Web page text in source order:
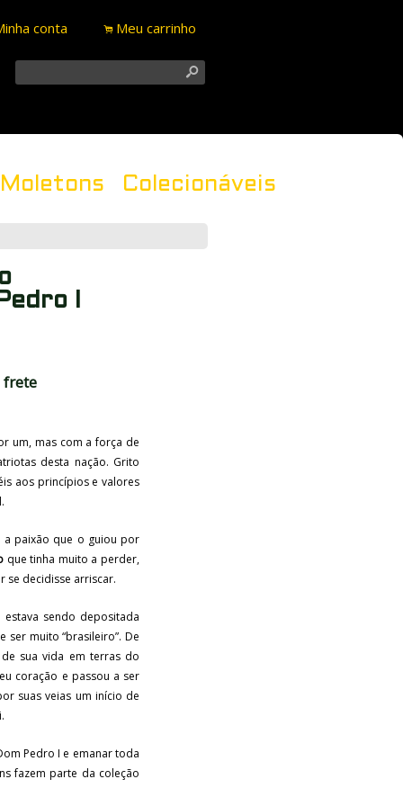
conta . Meu carrinho
s
Moletons Colecionáveis
I
frete
um, mas com a força de
desta nação. Grito
aos princípios e valores
paixão que o guiou por
que tinha muito a perder,
se decidisse arriscar.
sendo depositada
ser muito “brasileiro”. De
sua vida em terras do
coração e passou a ser
suas veias um início de
Pedro I e emanar toda
fazem parte da coleção